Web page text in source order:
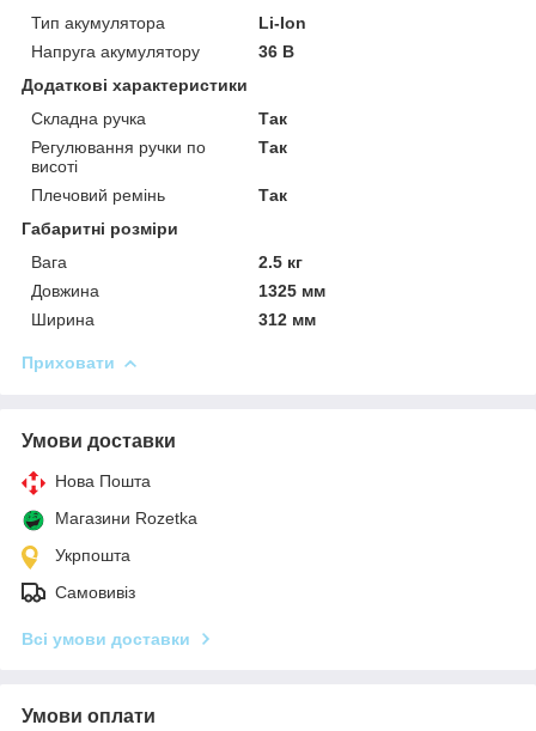
Тип акумулятора
Li-Ion
Напруга акумулятору
36 В
Додаткові характеристики
Складна ручка
Так
Регулювання ручки по
висоті
Так
Плечовий ремінь
Так
Габаритні розміри
Вага
2.5 кг
Довжина
1325 мм
Ширина
312 мм
Приховати
Умови доставки
Нова Пошта
Магазини Rozetka
Укрпошта
Самовивіз
Всі умови доставки
Умови оплати